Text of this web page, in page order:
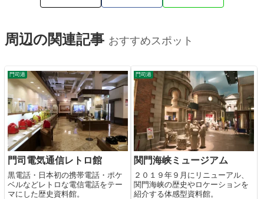
周辺の関連記事 おすすめスポット
門司港
門司電気通信レトロ館
黒電話・日本初の携帯電話・ポケ
ベルなどレトロな電信電話をテー
マにした歴史資料館。
門司港
関門海峡ミュージアム
２０１９年９月にリニューアル、
関門海峡の歴史やロケーションを
紹介する体感型資料館。